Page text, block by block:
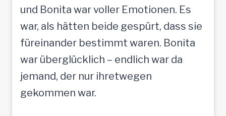
und Bonita war voller Emotionen. Es
war, als hätten beide gespürt, dass sie
füreinander bestimmt waren. Bonita
war überglücklich – endlich war da
jemand, der nur ihretwegen
gekommen war.